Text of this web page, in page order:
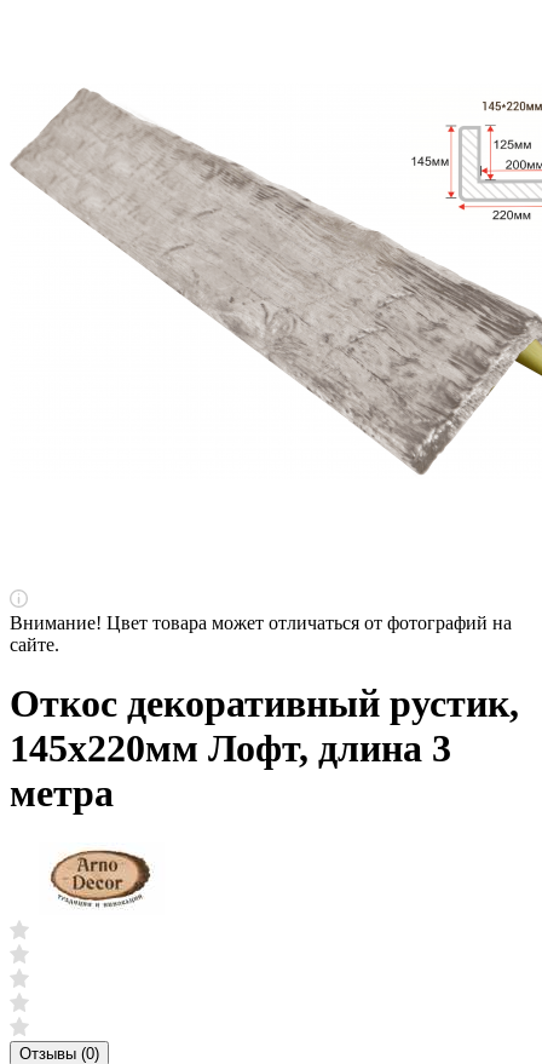
Внимание! Цвет товара может отличаться от фотографий на
сайте.
Откос декоративный рустик,
145х220мм Лофт, длина 3
метра
Отзывы (0)